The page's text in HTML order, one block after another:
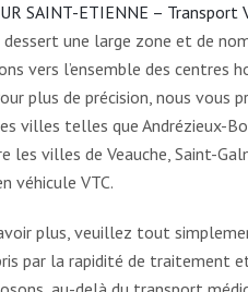
SAINT-ETIENNE – Transport
dessert une large zone et de
vers l’ensemble des centres
plus de précision, nous vous
villes telles que Andrézieux-
les villes de Veauche, Saint-
véhicule VTC.
plus, veuillez tout
par la rapidité de traitement